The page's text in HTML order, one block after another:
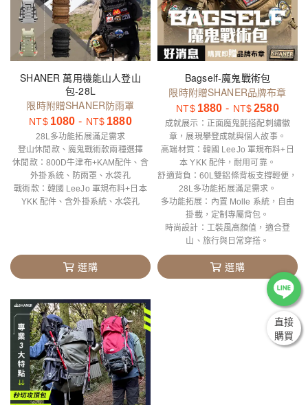
SHANER 萬用機能山人登山
包-28L
限時附贈SHANER防雨罩
NT$ 1080 - NT$ 1880
28L多功能拓展滿足需求
登山休閒款、魔鬼戰術款兩種選擇
休閒款：800D牛津布+KAM配件、含
外掛系統、防雨罩、水袋孔
戰術款：韓國 LeeJo 軍規布料+日本
YKK 配件、含外掛系統、水袋孔
選購
Bagself-魔鬼戰術包
限時附贈SHANER品牌布章
NT$ 1880 - NT$2580
成就展示：正面魔鬼氈搭配刺繡徽
章，展現攀登成就與個人故事。
高端材質：韓國 LeeJo 軍規布料+日
本 YKK 配件，耐用可靠。
舒適背負：60L雙鋁條背板支撐輕便，
28L多功能拓展滿足需求。
多功能拓展：內置 Molle 系統，自由
掛載，定制專屬背包。
時尚設計：工裝風高顏值，適合登
山、旅行與日常穿搭。
選購
直接
購買